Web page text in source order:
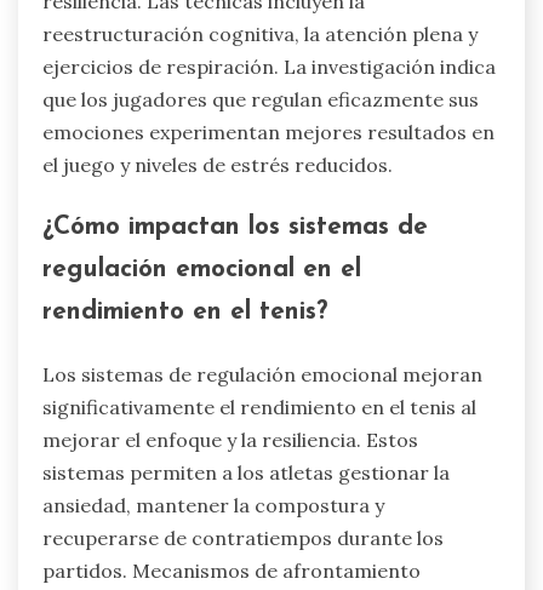
reestructuración cognitiva, la atención plena y
ejercicios de respiración. La investigación indica
que los jugadores que regulan eficazmente sus
emociones experimentan mejores resultados en
el juego y niveles de estrés reducidos.
¿Cómo impactan los sistemas de
regulación emocional en el
rendimiento en el tenis?
Los sistemas de regulación emocional mejoran
significativamente el rendimiento en el tenis al
mejorar el enfoque y la resiliencia. Estos
sistemas permiten a los atletas gestionar la
ansiedad, mantener la compostura y
recuperarse de contratiempos durante los
partidos. Mecanismos de afrontamiento